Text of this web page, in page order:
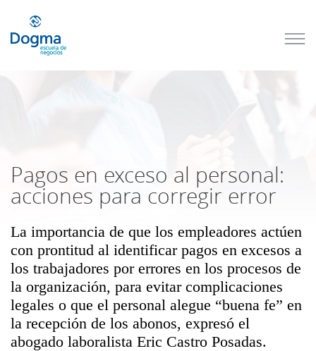
Pagos en exceso al personal:
acciones para corregir error
La importancia de que los empleadores actúen
con prontitud al identificar pagos en excesos a
los trabajadores por errores en los procesos de
la organización, para evitar complicaciones
legales o que el personal alegue “buena fe” en
la recepción de los abonos, expresó el
abogado laboralista Eric Castro Posadas.
próximos
Más Cursos